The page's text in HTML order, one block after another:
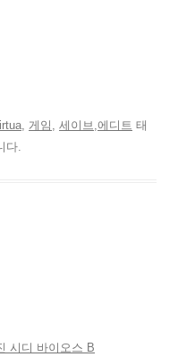
, 게임 , 세이브,에디트 태
다.
시디 바이오스 Β